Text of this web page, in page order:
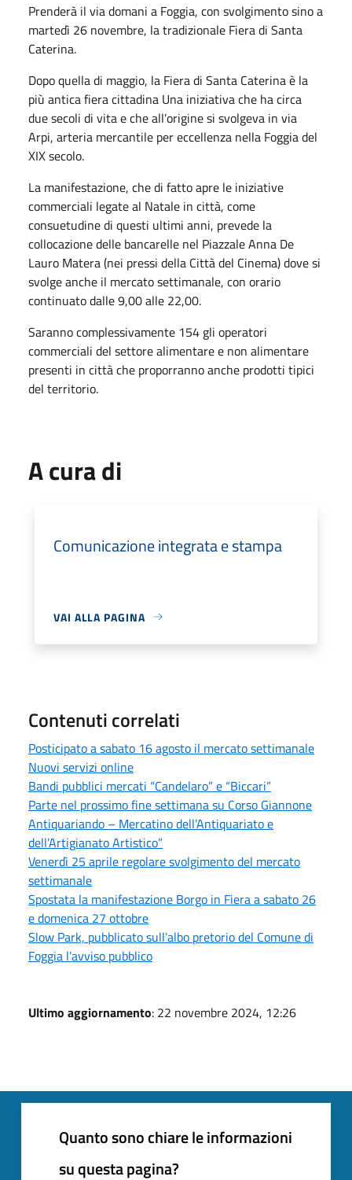
Prenderà il via domani a Foggia, con svolgimento sino a
martedì 26 novembre, la tradizionale Fiera di Santa
Caterina.
Dopo quella di maggio, la Fiera di Santa Caterina è la
più antica fiera cittadina Una iniziativa che ha circa
due secoli di vita e che all’origine si svolgeva in via
Arpi, arteria mercantile per eccellenza nella Foggia del
XIX secolo.
La manifestazione, che di fatto apre le iniziative
commerciali legate al Natale in città, come
consuetudine di questi ultimi anni, prevede la
collocazione delle bancarelle nel Piazzale Anna De
Lauro Matera (nei pressi della Città del Cinema) dove si
svolge anche il mercato settimanale, con orario
continuato dalle 9,00 alle 22,00.
Saranno complessivamente 154 gli operatori
commerciali del settore alimentare e non alimentare
presenti in città che proporranno anche prodotti tipici
del territorio.
A cura di
Comunicazione integrata e stampa
VAI ALLA PAGINA
Contenuti correlati
Posticipato a sabato 16 agosto il mercato settimanale
Nuovi servizi online
Bandi pubblici mercati “Candelaro” e “Biccari”
Parte nel prossimo fine settimana su Corso Giannone
Antiquariando – Mercatino dell’Antiquariato e
dell’Artigianato Artistico”
Venerdì 25 aprile regolare svolgimento del mercato
settimanale
Spostata la manifestazione Borgo in Fiera a sabato 26
e domenica 27 ottobre
Slow Park, pubblicato sull’albo pretorio del Comune di
Foggia l’avviso pubblico
Ultimo aggiornamento: 22 novembre 2024, 12:26
Quanto sono chiare le informazioni
su questa pagina?